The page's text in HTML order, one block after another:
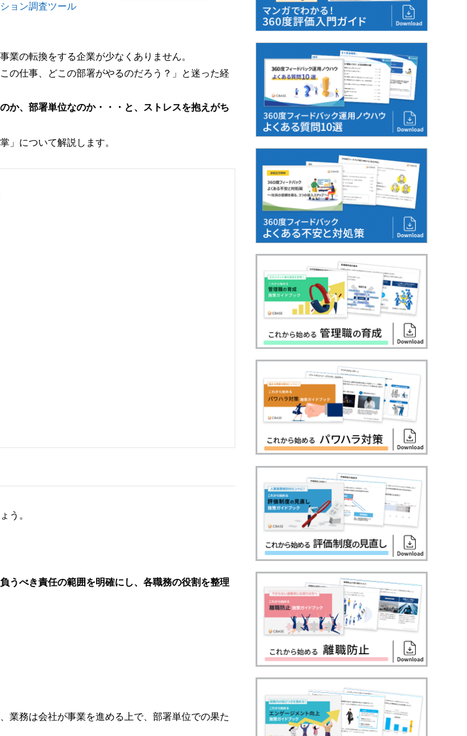
ョン調査ツール
業の転換をする企業が少なくありません。
の仕事、どこの部署がやるのだろう？」と迷った経
か、部署単位なのか・・・と、ストレスを抱えがち
」について解説します。
う。
うべき責任の範囲を明確にし、各職務の役割を整理
業務は会社が事業を進める上で、部署単位での果た